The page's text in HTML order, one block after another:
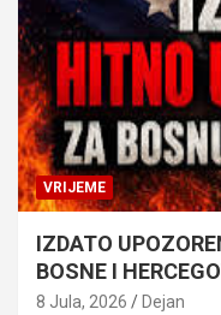
VRIJEME
IZDATO
BOSNE I
8 Jula, 2026 Dejan